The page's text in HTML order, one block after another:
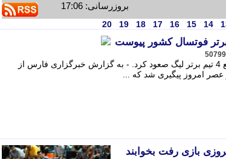
بروزرسانی: 17:06
14
15
16
17
18
19
20
تیم فوتسال سن ایچ ساوه با پیروزی مقابل میزبان خود به جمع 4 تیم برتر لیگ صعود کرد. - به گزارش خبرگزاری فارس از
امروز پیگیری شد که ...
بازی رفت بخوابند